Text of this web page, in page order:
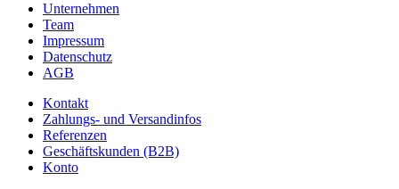
Unternehmen
Team
Impressum
Datenschutz
AGB
Kontakt
Zahlungs- und Versandinfos
Referenzen
Geschäftskunden (B2B)
Konto